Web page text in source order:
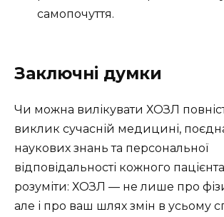
самопочуття.
Заключні думки
Чи можна вилікувати ХОЗЛ
виклик сучасній медицині,
наукових знань та персональної
відповідальності кожного
розуміти: ХОЗЛ — не лише про
але і про ваш шлях змін в усьому